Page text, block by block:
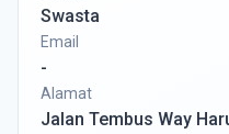
Swasta
Email
-
Alamat
Jalan Tembus Way